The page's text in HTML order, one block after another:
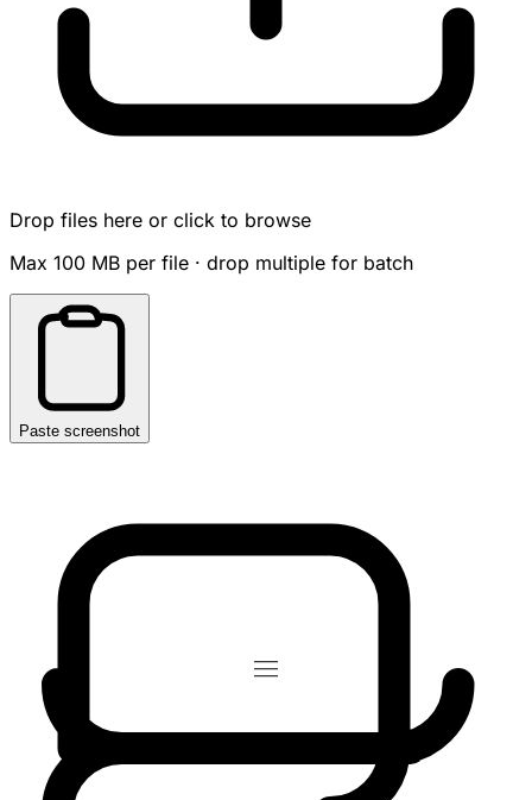
Drop files here or click to browse
Max 100 MB per file · drop multiple for batch
Paste screenshot